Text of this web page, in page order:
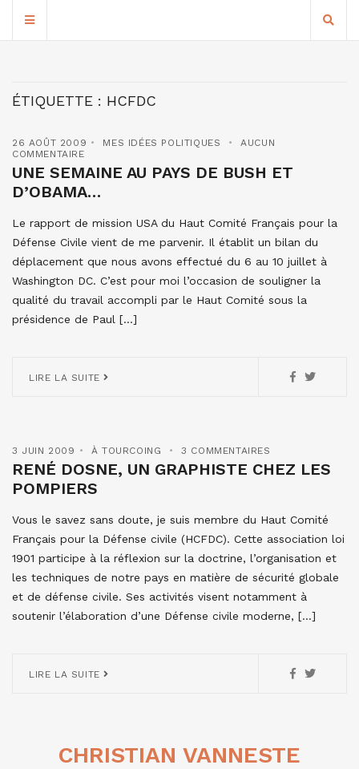
ÉTIQUETTE : HCFDC
26 AOÛT 2009 MES IDÉES POLITIQUES
AUCUN
COMMENTAIRE
UNE SEMAINE AU PAYS DE BUSH ET
D’OBAMA…
Le rapport de mission USA du Haut Comité Français pour la
Défense Civile vient de me parvenir. Il établit un bilan du
déplacement que nous avons effectué du 6 au 10 juillet à
Washington DC. C’est pour moi l’occasion de souligner la
qualité du travail accompli par le Haut Comité sous la
présidence de Paul […]
LIRE LA SUITE
3 JUIN 2009 À TOURCOING 3 COMMENTAIRES
RENÉ DOSNE, UN GRAPHISTE CHEZ LES
POMPIERS
Vous le savez sans doute, je suis membre du Haut Comité
Français pour la Défense civile (HCFDC). Cette association loi
1901 participe à la réflexion sur la doctrine, l’organisation et
les techniques de notre pays en matière de sécurité globale
et de défense civile. Ses activités visent notamment à
soutenir l’élaboration d’une Défense civile moderne, […]
LIRE LA SUITE
CHRISTIAN VANNESTE